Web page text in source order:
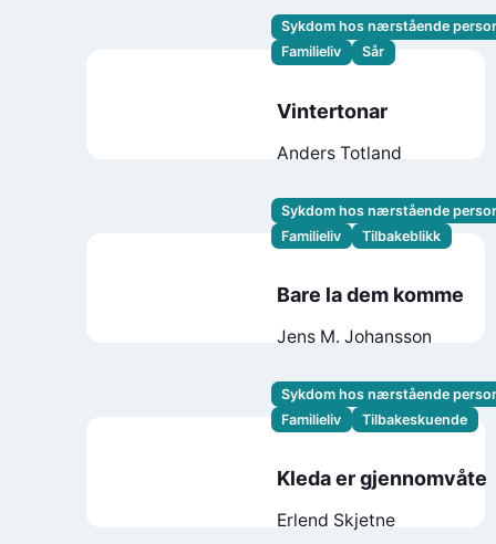
Sykdom hos nærstående
Familieliv
Sår
Vintertonar
Anders Totland
Sykdom hos nærstående
Familieliv
Tilbakeblikk
Bare la dem komme
Jens M. Johansson
Sykdom hos nærstående
Familieliv
Tilbakeskuende
Kleda er gjennomvåte
Erlend Skjetne